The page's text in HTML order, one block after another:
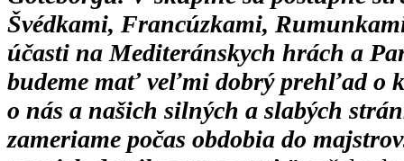
Švédkami, Francúzkami,
účasti na Mediteránskych hrách a
budeme mať veľmi dobrý prehľad o
o nás a našich silných a slabých
zameriame počas obdobia do